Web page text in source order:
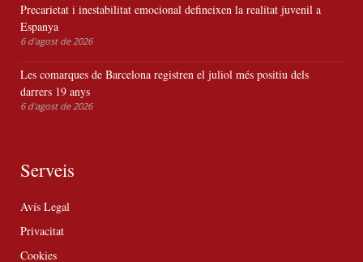
Precarietat i inestabilitat emocional defineixen la realitat juvenil a
Espanya
6 d'agost de 2026
Les comarques de Barcelona registren el juliol més positiu dels
darrers 19 anys
6 d'agost de 2026
Serveis
Avís Legal
Privacitat
Cookies